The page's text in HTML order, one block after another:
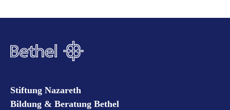
Stiftung Nazareth
Bildung & Beratung Bethel